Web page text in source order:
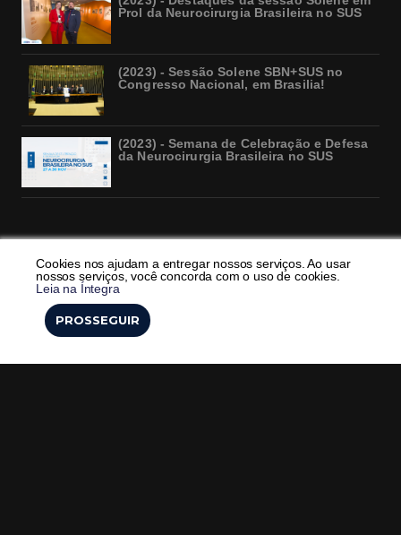
Prol da Neurocirurgia Brasileira no SUS
(2023) - Sessão Solene SBN+SUS no
Congresso Nacional, em Brasilia!
(2023) - Semana de Celebração e Defesa
da Neurocirurgia Brasileira no SUS
Prevenção do Politrauma: iniciativas
para reduzir acidentes de trânsito
SBNTV 22/05/2024 19:00
Cookies nos ajudam a entregar nossos serviços. Ao usar
nossos serviços, você concorda com o uso de cookies.
Leia na Íntegra
PROSSEGUIR